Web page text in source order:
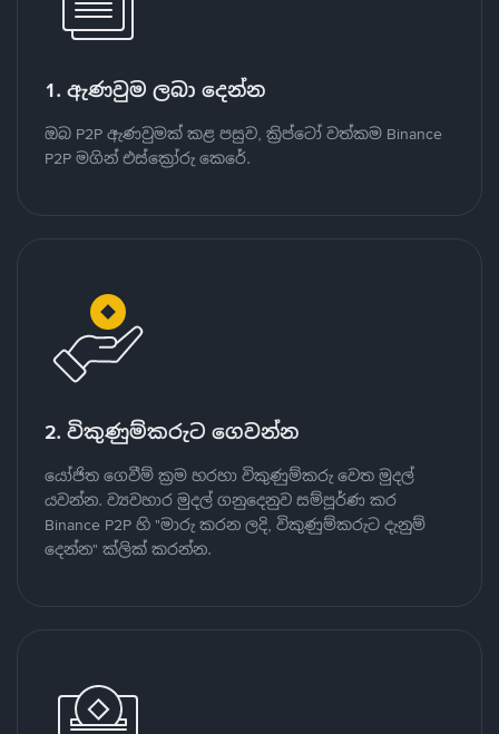
1. ඇණවුම ලබා දෙන්න
ඔබ P2P ඇණවුමක් කළ පසුව, ක්‍රිප්ටෝ වත්කම Binance
P2P මගින් එස්ක්‍රෝරු කෙරේ.
2. විකුණුම්කරුට ගෙවන්න
යෝජිත ගෙවීම් ක්‍රම හරහා විකුණුම්කරු වෙත මුදල්
යවන්න. ව්‍යවහාර මුදල් ගනුදෙනුව සම්පූර්ණ කර
Binance P2P හි "මාරු කරන ලදි, විකුණුම්කරුට දැනුම්
දෙන්න" ක්ලික් කරන්න.